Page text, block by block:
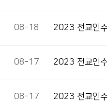
08-18 2023 전교인
08-17 2023 전교인
08-17 2023 전교인